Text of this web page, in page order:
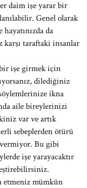
daim işe yarar bir
Genel olarak
da
karşı taraftaki insanlar
işe girmek için
dilediğiniz
ikna
aile bireylerinizi
var ve artık
sebeplerden ötürü
Bu gibi
işe yarayacaktır
etmeniz mümkün